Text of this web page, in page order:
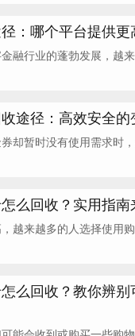
：哪个平台提供更
融行业的蓬勃发展，越
途径：高效安全的
却暂时没有使用需求时
么回收？实用指南
越来越多的人选择使用
么回收？教你辨别